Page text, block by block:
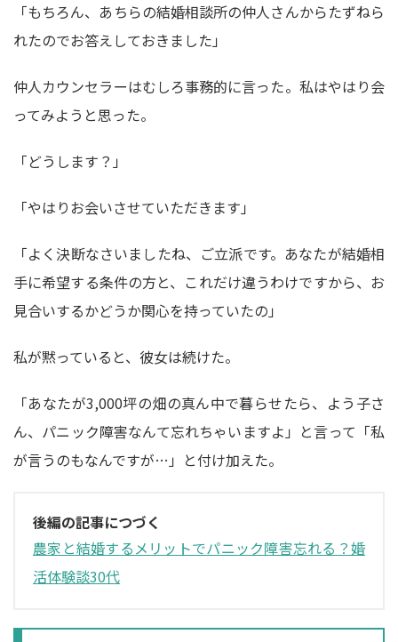
「もちろん、あちらの結婚相談所の仲人さんからたずねら
れたのでお答えしておきました」
仲人カウンセラーはむしろ事務的に言った。私はやはり会
ってみようと思った。
「どうします？」
「やはりお会いさせていただきます」
「よく決断なさいましたね、ご立派です。あなたが結婚相
手に希望する条件の方と、これだけ違うわけですから、お
見合いするかどうか関心を持っていたの」
私が黙っていると、彼女は続けた。
「あなたが3,000坪の畑の真ん中で暮らせたら、よう子さ
ん、パニック障害なんて忘れちゃいますよ」と言って「私
が言うのもなんですが…」と付け加えた。
後編の記事につづく
農家と結婚するメリットでパニック障害忘れる？婚
活体験談30代